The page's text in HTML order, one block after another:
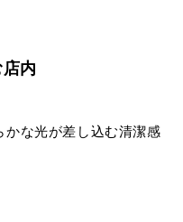
内
かな光が差し込む清潔感